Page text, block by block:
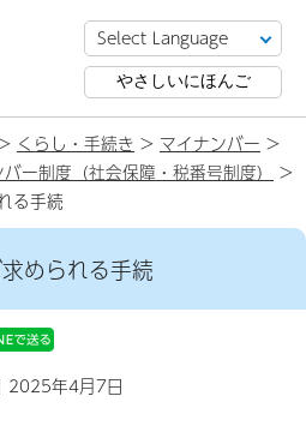
やさしいにほんご
くらし・手続き > マイナンバー >
ー制度（社会保障・税番号制度）
>
る手続
められる手続
2025年4月7日